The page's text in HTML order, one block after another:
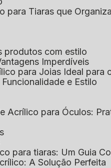
para Tiaras que
produtos com estilo
Imperdíveis
para Joias Ideal para
e Estilo
Acrílico para Óculos:
para tiaras: Um Guia
A Solução Perfeita